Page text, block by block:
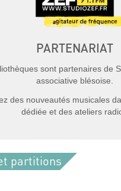
PARTENARIAT
sont partenaires de
associative blésoise.
des nouveautés musicales
dédiée et des ateliers
partitions